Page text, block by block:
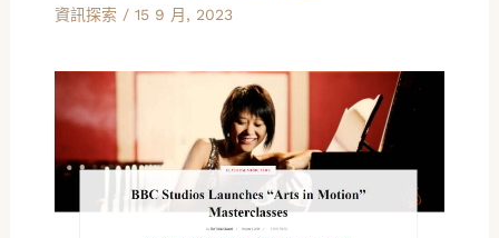
資訊探索 / 15 9 月, 2023